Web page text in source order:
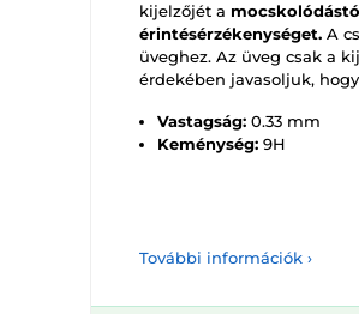
kijelzőjét a
érintésérzékenységet. A
üveghez. Az üveg csak a
érdekében javasoljuk,
Vastagság: 0.33 mm
Keménység: 9H
További információk ›